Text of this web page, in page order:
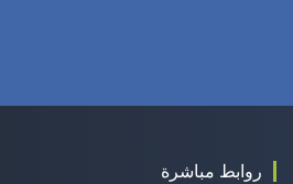
روابط مباشرة